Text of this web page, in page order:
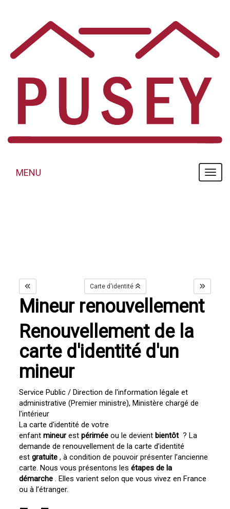
MENU
MENU
Carte d'identité
Mineur renouvellement
Renouvellement de la
carte d'identité d'un
mineur
Service Public / Direction de l'information légale et
administrative (Premier ministre), Ministère chargé de
l'intérieur
La carte d'identité de votre
enfantmineurestpérimée ou le devient bientôt? La
demande de renouvellement de la carte d’identité
estgratuite , à condition de pouvoir présenter l’ancienne
carte. Nous vous présentons lesétapes de la
démarche . Elles varient selon que vous vivez en France
ou à l’étranger.